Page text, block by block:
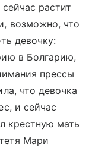
растит
возможно, что
девочку:
в Болгарию,
прессы
что девочка
и сейчас
крестную мать
Мари